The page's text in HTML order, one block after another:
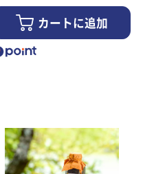
カートに追加